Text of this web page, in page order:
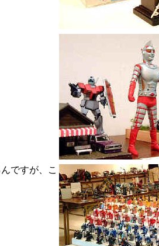
ですが、こ